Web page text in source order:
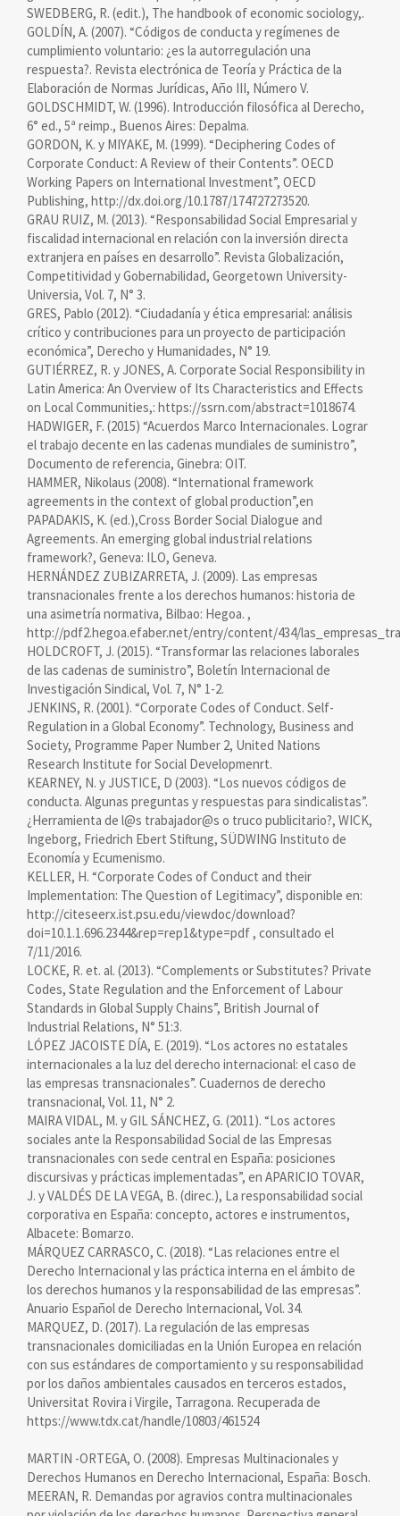
SWEDBERG, R. (edit.), The handbook of economic sociology,.
GOLDÍN, A. (2007). “Códigos de conducta y regímenes de
cumplimiento voluntario: ¿es la autorregulación una
respuesta?. Revista electrónica de Teoría y Práctica de la
Elaboración de Normas Jurídicas, Año III, Número V.
GOLDSCHMIDT, W. (1996). Introducción filosófica al Derecho,
6° ed., 5ª reimp., Buenos Aires: Depalma.
GORDON, K. y MIYAKE, M. (1999). “Deciphering Codes of
Corporate Conduct: A Review of their Contents”. OECD
Working Papers on International Investment”, OECD
Publishing, http://dx.doi.org/10.1787/174727273520.
GRAU RUIZ, M. (2013). “Responsabilidad Social Empresarial y
fiscalidad internacional en relación con la inversión directa
extranjera en países en desarrollo”. Revista Globalización,
Competitividad y Gobernabilidad, Georgetown University-
Universia, Vol. 7, N° 3.
GRES, Pablo (2012). “Ciudadanía y ética empresarial: análisis
crítico y contribuciones para un proyecto de participación
económica”, Derecho y Humanidades, N° 19.
GUTIÉRREZ, R. y JONES, A. Corporate Social Responsibility in
Latin America: An Overview of Its Characteristics and Effects
on Local Communities,: https://ssrn.com/abstract=1018674.
HADWIGER, F. (2015) “Acuerdos Marco Internacionales. Lograr
el trabajo decente en las cadenas mundiales de suministro”,
Documento de referencia, Ginebra: OIT.
HAMMER, Nikolaus (2008). “International framework
agreements in the context of global production”,en
PAPADAKIS, K. (ed.),Cross Border Social Dialogue and
Agreements. An emerging global industrial relations
framework?, Geneva: ILO, Geneva.
HERNÁNDEZ ZUBIZARRETA, J. (2009). Las empresas
transnacionales frente a los derechos humanos: historia de
una asimetría normativa, Bilbao: Hegoa. ,
http://pdf2.hegoa.efaber.net/entry/content/434/
HOLDCROFT, J. (2015). “Transformar las relaciones laborales
de las cadenas de suministro”, Boletín Internacional de
Investigación Sindical, Vol. 7, N° 1-2.
JENKINS, R. (2001). “Corporate Codes of Conduct. Self-
Regulation in a Global Economy”. Technology, Business and
Society, Programme Paper Number 2, United Nations
Research Institute for Social Developmenrt.
KEARNEY, N. y JUSTICE, D (2003). “Los nuevos códigos de
conducta. Algunas preguntas y respuestas para sindicalistas”.
¿Herramienta de l@s trabajador@s o truco publicitario?, WICK,
Ingeborg, Friedrich Ebert Stiftung, SÜDWING Instituto de
Economía y Ecumenismo.
KELLER, H. “Corporate Codes of Conduct and their
Implementation: The Question of Legitimacy”, disponible en:
http://citeseerx.ist.psu.edu/viewdoc/download?
doi=10.1.1.696.2344&rep=rep1&type=pdf , consultado el
7/11/2016.
LOCKE, R. et. al. (2013). “Complements or Substitutes? Private
Codes, State Regulation and the Enforcement of Labour
Standards in Global Supply Chains”, British Journal of
Industrial Relations, N° 51:3.
LÓPEZ JACOISTE DÍA, E. (2019). “Los actores no estatales
internacionales a la luz del derecho internacional: el caso de
las empresas transnacionales”. Cuadernos de derecho
transnacional, Vol. 11, N° 2.
MAIRA VIDAL, M. y GIL SÁNCHEZ, G. (2011). “Los actores
sociales ante la Responsabilidad Social de las Empresas
transnacionales con sede central en España: posiciones
discursivas y prácticas implementadas”, en APARICIO TOVAR,
J. y VALDÉS DE LA VEGA, B. (direc.), La responsabilidad social
corporativa en España: concepto, actores e instrumentos,
Albacete: Bomarzo.
MÁRQUEZ CARRASCO, C. (2018). “Las relaciones entre el
Derecho Internacional y las práctica interna en el ámbito de
los derechos humanos y la responsabilidad de las empresas”.
Anuario Español de Derecho Internacional, Vol. 34.
MARQUEZ, D. (2017). La regulación de las empresas
transnacionales domiciliadas en la Unión Europea en relación
con sus estándares de comportamiento y su responsabilidad
por los daños ambientales causados en terceros estados,
Universitat Rovira i Virgile, Tarragona. Recuperada de
https://www.tdx.cat/handle/10803/461524
MARTIN -ORTEGA, O. (2008). Empresas Multinacionales y
Derechos Humanos en Derecho Internacional, España: Bosch.
MEERAN, R. Demandas por agravios contra multinacionales